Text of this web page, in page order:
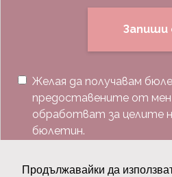
Продължавайки да
Запиши
Желая да получавам
предоставените от мен
обработват за целите
бюлетин.